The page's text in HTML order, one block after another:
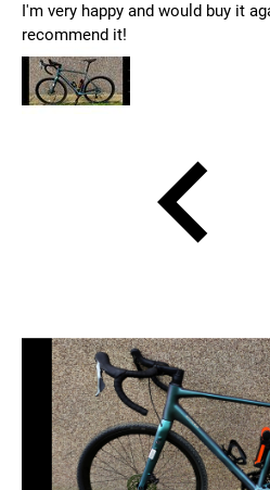
I'm very happy and would buy it
recommend it!